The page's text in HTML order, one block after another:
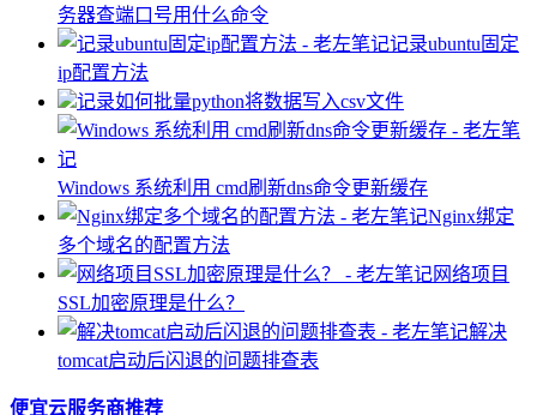
务器查端口号用什么命令
记录ubuntu固定
ip配置方法
记录如何批量python将数据写入csv文件
Windows 系统利用 cmd刷新dns命令更新缓存
Nginx绑定
多个域名的配置方法
网络项目
SSL加密原理是什么？
解决
tomcat启动后闪退的问题排查表
便宜云服务商推荐